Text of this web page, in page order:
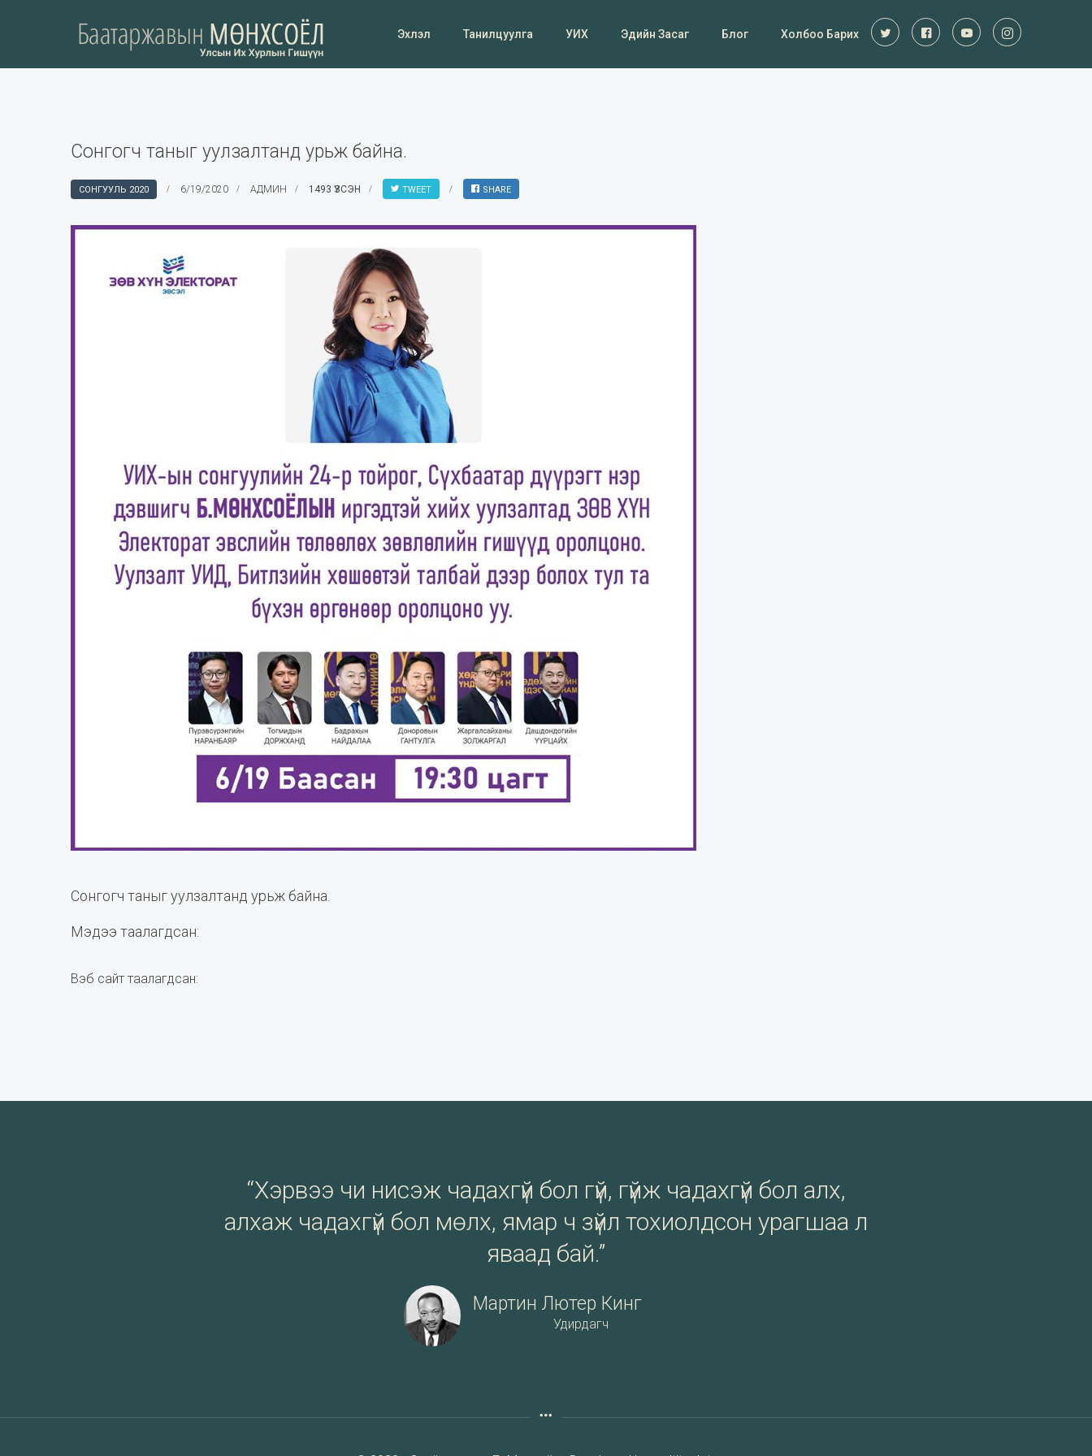
Эхлэл Танилцуулга УИХ Эдийн Засаг Блог Холбоо Барих
Сонгогч таныг уулзалтанд урьж байна.
СОНГУУЛЬ 2020 6/19/2020 АДМИН 1493 ҮЗСЭН TWEET SHARE
Сонгогч таныг уулзалтанд урьж байна.
Мэдээ таалагдсан:
Вэб сайт таалагдсан:
“Хэрвээ чи нисэж чадахгүй бол гүй, гүйж чадахгүй бол алх,
алхаж чадахгүй бол мөлх, ямар ч зүйл тохиолдсон урагшаа л
яваад бай.”
Мартин Лютер Кинг
Удирдагч